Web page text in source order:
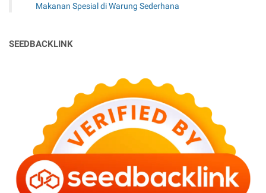
Makanan Spesial di Warung Sederhana
SEEDBACKLINK